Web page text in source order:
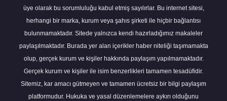
üye olarak bu sorumluluğu kabul etmiş sayılırlar. Bu internet sitesi,
herhangi bir marka, kurum veya şahıs şirketi ile hiçbir bağlantısı
bulunmamaktadır. Sitede yalnızca kendi hazırladığımız makaleler
paylaşılmaktadır. Burada yer alan içerikler haber niteliği taşımamakta
olup, gerçek kurum ve kişiler hakkında paylaşım yapılmamaktadır.
Gerçek kurum ve kişiler ile isim benzerlikleri tamamen tesadüfidir.
Sitemiz, kar amacı gütmeyen ve tamamen ücretsiz bir bilgi paylaşım
platformudur. Hukuka ve yasal düzenlemelere aykırı olduğunu